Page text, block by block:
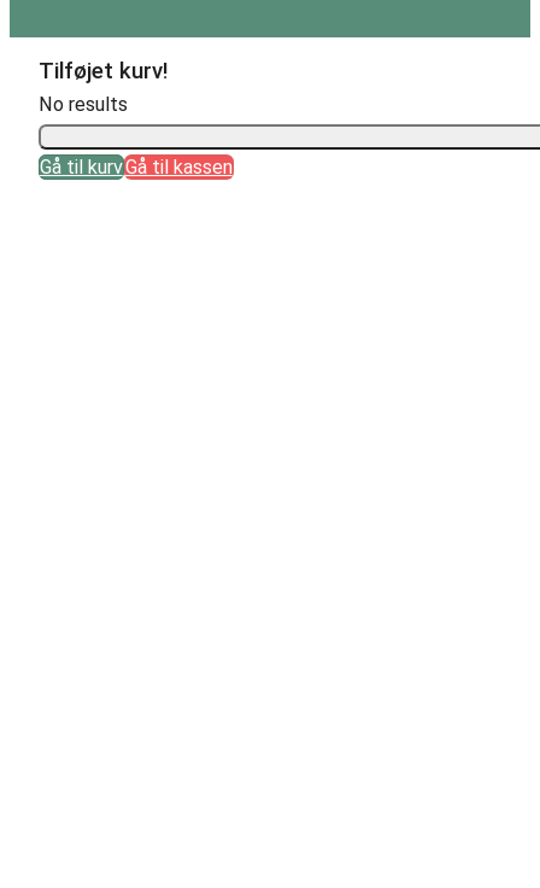
Tilføjet kurv!
No results
Gå til kurvGå til kassen